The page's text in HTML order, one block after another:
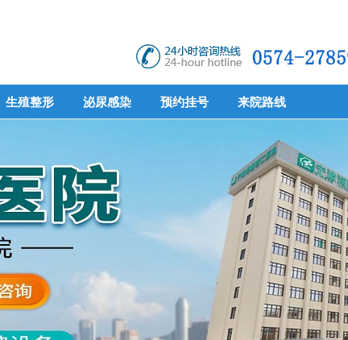
生殖整形 泌尿感染 预约挂号 来院路线
来院路线